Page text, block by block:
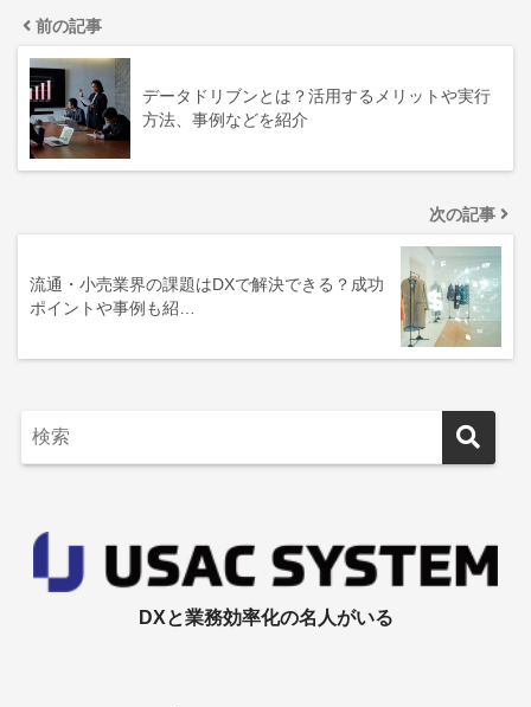
前の記事
データドリブンとは？活用するメリットや実行
方法、事例などを紹介
次の記事
流通・小売業界の課題はDXで解決できる？成功
ポイントや事例も紹…
DXと業務効率化の名人がいる